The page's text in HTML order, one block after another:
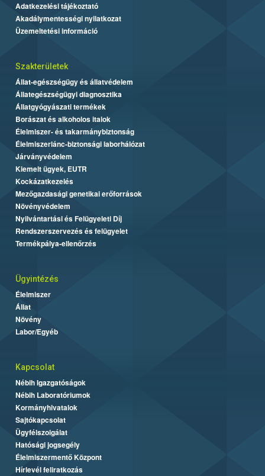
Adatkezelési tájékoztató
Akadálymentességi nyilatkozat
Üzemeltetési információ
Szakterületek
Állat-egészségügy és állatvédelem
Állategészségügyi diagnosztika
Állatgyógyászati termékek
Borászat és alkoholos italok
Élelmiszer- és takarmánybiztonság
Élelmiszerlánc-biztonsági laborhálózat
Járványvédelem
Kiemelt ügyek, EUTR
Kockázatkezelés
Mezőgazdasági genetikai erőforrások
Növényvédelem
Nyilvántartási és Felügyeleti Díj
Rendszerszervezés és felügyelet
Termékpálya-ellenőrzés
Ügyintézés
Élelmiszer
Állat
Növény
Labor/Egyéb
Kapcsolat
Nébih Igazgatóságok
Nébih Laboratóriumok
Kormányhivatalok
Sajtókapcsolat
Ügyfélszolgálat
Hatósági jogsegély
Élelmiszermentő Központ
Hírlevél feliratkozás